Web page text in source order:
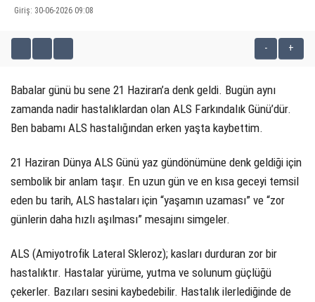
WhatsApp İhbar Hattı
Facebook
Instagram
EĞITIM
KÜLTÜR SANAT
SERVISLER
Giriş: 30-06-2026 09:08
- +
Babalar günü bu sene 21 Haziran’a denk geldi. Bugün aynı
zamanda nadir hastalıklardan olan ALS Farkındalık Günü’dür.
Ben babamı ALS hastalığından erken yaşta kaybettim.
21 Haziran Dünya ALS Günü yaz gündönümüne denk geldiği için
sembolik bir anlam taşır. En uzun gün ve en kısa geceyi temsil
eden bu tarih, ALS hastaları için “yaşamın uzaması” ve “zor
günlerin daha hızlı aşılması” mesajını simgeler.
ALS (Amiyotrofik Lateral Skleroz); kasları durduran zor bir
hastalıktır. Hastalar yürüme, yutma ve solunum güçlüğü
çekerler. Bazıları sesini kaybedebilir. Hastalık ilerlediğinde de